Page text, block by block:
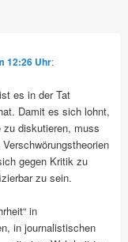
12:26 Uhr:
es in der Tat
Damit es sich lohnt,
diskutieren, muss
gegen Kritik zu
zu sein.
in
in journalistischen